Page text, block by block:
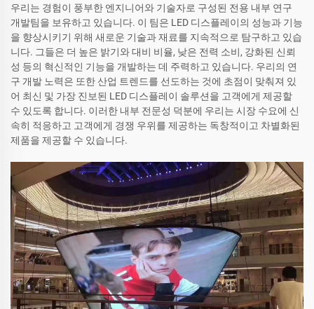
우리는 경험이 풍부한 엔지니어와 기술자로 구성된 전용 내부 연구
개발팀을 보유하고 있습니다. 이 팀은 LED 디스플레이의 성능과 기능
을 향상시키기 위해 새로운 기술과 재료를 지속적으로 탐구하고 있습
니다. 그들은 더 높은 밝기와 대비 비율, 낮은 전력 소비, 강화된 신뢰
성 등의 혁신적인 기능을 개발하는 데 주력하고 있습니다. 우리의 연
구 개발 노력은 또한 산업 트렌드를 선도하는 것에 초점이 맞춰져 있
어 최신 및 가장 진보된 LED 디스플레이 솔루션을 고객에게 제공할
수 있도록 합니다. 이러한 내부 전문성 덕분에 우리는 시장 수요에 신
속히 적응하고 고객에게 경쟁 우위를 제공하는 독창적이고 차별화된
제품을 제공할 수 있습니다.